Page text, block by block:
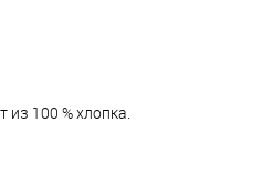
100 % хлопка.